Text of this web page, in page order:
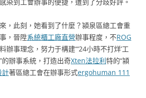
，此刻，她看到了什麼？潁泉區總工會重
，晉陞系統櫃工廠直營辦事程度，不ROG
辦事理念，努力于構建“‘24小時不打烊’工
辦事系統，打造出奇Xten法拉利特的“潁
計著區總工會在辦事形式ergohuman 111